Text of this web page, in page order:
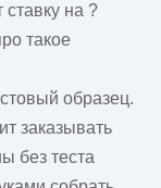
ставку на ?
такое
образец.
заказывать
без теста